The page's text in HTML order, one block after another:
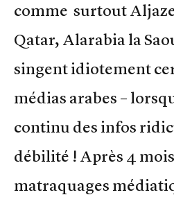
comme surtout
Qatar, Alarabia la
singent idiotement
médias arabes –
continu des infos
débilité ! Après 4
matraquages